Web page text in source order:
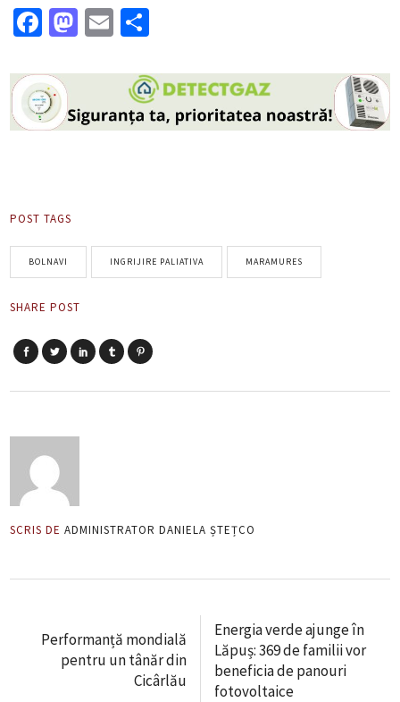
Facebook
Mastodon
Email
POST TAGS
BOLNAVI INGRIJIRE PALIATIVA MARAMURES
SHARE POST
SCRIS DE ADMINISTRATOR DANIELA ȘTEȚCO
Performanță mondială
pentru un tânăr din
Cicârlău
Energia verde ajunge în
Lăpuș: 369 de familii vor
beneficia de panouri
fotovoltaice